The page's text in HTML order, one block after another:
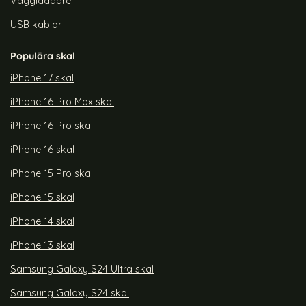
USB kablar
Populära skal
iPhone 17 skal
iPhone 16 Pro Max skal
iPhone 16 Pro skal
iPhone 16 skal
iPhone 15 Pro skal
iPhone 15 skal
iPhone 14 skal
iPhone 13 skal
Samsung Galaxy S24 Ultra skal
Samsung Galaxy S24 skal